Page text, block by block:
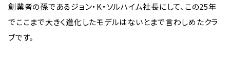
創業者の孫であるジョン・K・ソルハイム社長にして、この25年
でここまで大きく進化したモデルはないとまで言わしめたクラ
ブです。